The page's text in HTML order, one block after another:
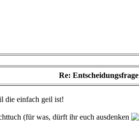
Re: Entscheidungsfrage
die einfach geil ist!
(für was, dürft ihr euch ausdenken